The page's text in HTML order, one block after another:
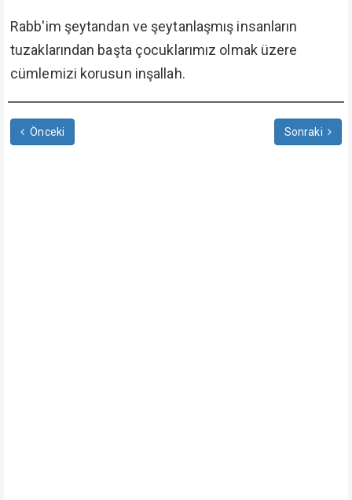
Rabb'im şeytandan ve şeytanlaşmış insanların
tuzaklarından başta çocuklarımız olmak üzere
cümlemizi korusun inşallah.
Önceki Sonraki